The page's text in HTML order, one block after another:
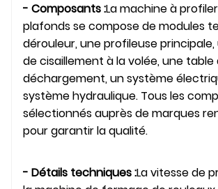
- Composants :La machine à
plafonds se compose de modules
dérouleur, une profileuse
de cisaillement à la volée, une table
déchargement, un système
système hydraulique. Tous les
sélectionnés auprès de marques
pour garantir la qualité.
- Détails techniques :La vitesse de